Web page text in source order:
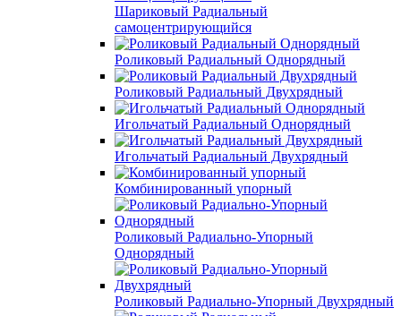
Шариковый Радиальный
самоцентрирующийся
Роликовый Радиальный Однорядный
Роликовый Радиальный Двухрядный
Игольчатый Радиальный Однорядный
Игольчатый Радиальный Двухрядный
Комбинированный упорный
Роликовый Радиально-Упорный
Однорядный
Роликовый Радиально-Упорный Двухрядный